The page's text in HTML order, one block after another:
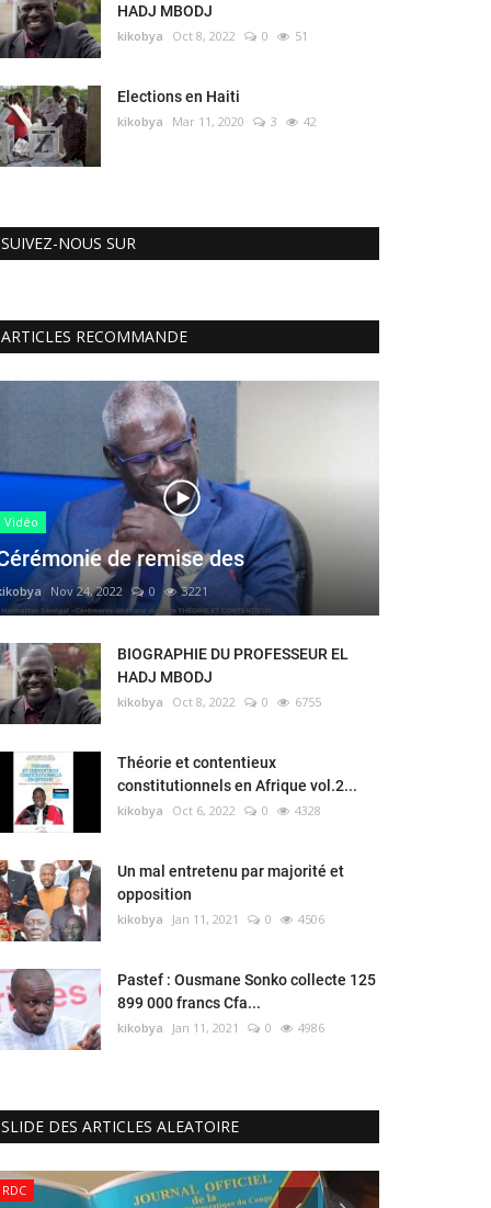
HADJ MBODJ
kikobya Oct 8, 2022 0 51
Elections en Haiti
kikobya Mar 11, 2020 3 42
SUIVEZ-NOUS SUR
ARTICLES RECOMMANDE
Vidéo
de remise des
Nov 24, 2022 0 3221
BIOGRAPHIE DU PROFESSEUR EL
HADJ MBODJ
kikobya Oct 8, 2022 0 6755
Théorie et contentieux
constitutionnels en Afrique vol.2...
kikobya Oct 6, 2022 0 4328
Un mal entretenu par majorité et
opposition
kikobya Jan 11, 2021 0 4506
Pastef : Ousmane Sonko collecte 125
899 000 francs Cfa...
kikobya Jan 11, 2021 0 4986
SLIDE DES ARTICLES ALEATOIRE
RDC